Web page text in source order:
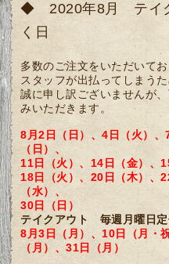
◆ 2020年8月 テイ
く日
多数のご注文をいただいて
スタッフが出払ってしまうた
誠に申し訳ございませんが
みいただきます。
8月2日（日）、4日（火）、
（日）、
11日（火）、14日（金）、
18日（火）、20日（木）、
（水）、
30日（日）
テイクアウト 毎週月曜日定
8月3日（月）、10日（月・
（月）、31日（月）